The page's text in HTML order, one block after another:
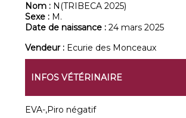
Nom : N(TRIBECA 2025)
Sexe : M.
Date de naissance :24 mars 2025
Vendeur : Ecurie des Monceaux
INFOS VÉTÉRINAIRE
EVA-,Piro négatif